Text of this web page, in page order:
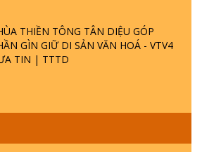
THIỀN TÔNG TÂN DIỆU GÓP
GÌN GIỮ DI SẢN VĂN HOÁ - VTV4
TIN | TTTD